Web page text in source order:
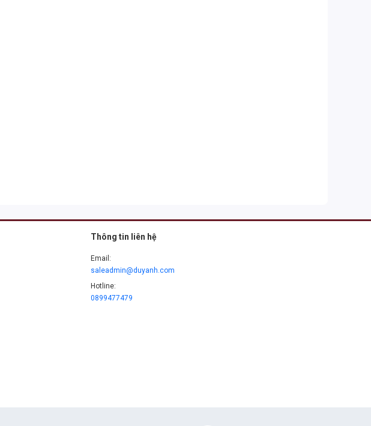
Thông tin liên hệ
Email:
saleadmin@duyanh.com
Hotline:
0899477479